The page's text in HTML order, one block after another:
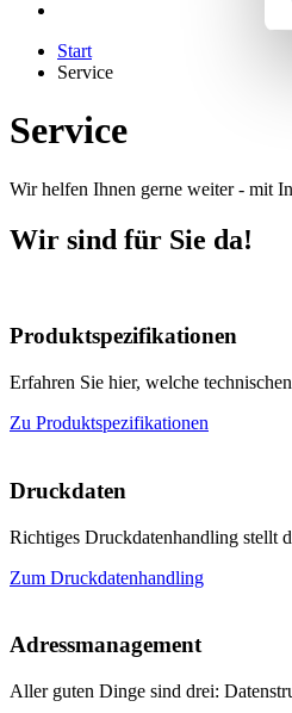
Start
Service
Service
Wir helfen Ihnen gerne weiter - mit
Wir sind für Sie da!
Produktspezifikationen
Erfahren Sie hier, welche
Zu Produktspezifikationen
Druckdaten
Richtiges Druckdatenhandling stellt
Zum Druckdatenhandling
Adressmanagement
Aller guten Dinge sind drei: